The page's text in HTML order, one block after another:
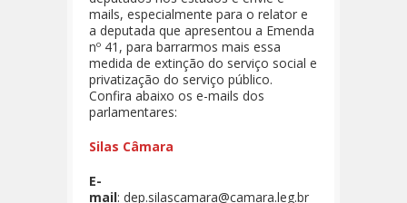
mails, especialmente para o relator e
a deputada que apresentou a Emenda
nº 41, para barrarmos mais essa
medida de extinção do serviço social e
privatização do serviço público.
Confira abaixo os e-mails dos
parlamentares:
Silas Câmara
E-
mail: dep.silascamara@camara.leg.br